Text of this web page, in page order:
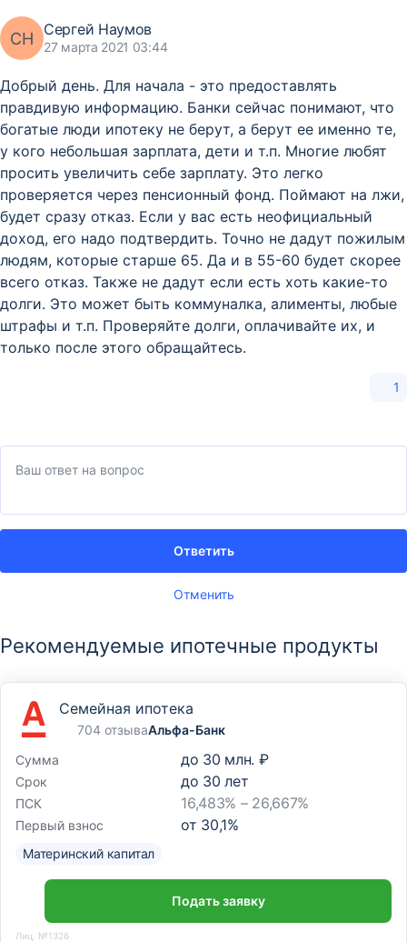
СН Сергей Наумов
27 марта 2021 03:44
Добрый день. Для начала - это предоставлять
правдивую информацию. Банки сейчас понимают, что
богатые люди ипотеку не берут, а берут ее именно те,
у кого небольшая зарплата, дети и т.п. Многие любят
просить увеличить себе зарплату. Это легко
проверяется через пенсионный фонд. Поймают на лжи,
будет сразу отказ. Если у вас есть неофициальный
доход, его надо подтвердить. Точно не дадут пожилым
людям, которые старше 65. Да и в 55-60 будет скорее
всего отказ. Также не дадут если есть хоть какие-то
долги. Это может быть коммуналка, алименты, любые
штрафы и т.п. Проверяйте долги, оплачивайте их, и
только после этого обращайтесь.
1
Отменить
Ответить
Рекомендуемые ипотечные продукты
Семейная ипотека
704 отзываАльфа-Банк
Сумма
до 30 млн. ₽
Срок до 30 лет
ПСК 16,483% – 26,667%
Первый взнос от 30,1%
Материнский капитал
Подать заявку
Лиц. №1326